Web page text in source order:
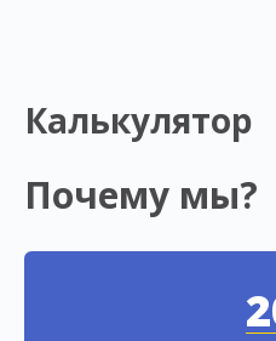
Калькулятор
Почему мы?